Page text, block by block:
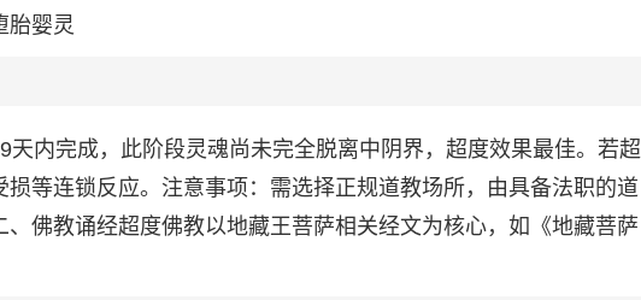
胎婴灵
天内完成，此阶段灵魂尚未完全脱离中阴界，超度效果最佳。若超
等连锁反应。注意事项：需选择正规道教场所，由具备法职的道
佛教诵经超度佛教以地藏王菩萨相关经文为核心，如《地藏菩萨